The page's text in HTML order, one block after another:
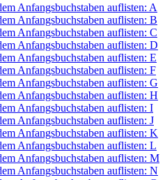
Anfangsbuchstaben auflisten: A
Anfangsbuchstaben auflisten: B
Anfangsbuchstaben auflisten: C
Anfangsbuchstaben auflisten: D
Anfangsbuchstaben auflisten: E
Anfangsbuchstaben auflisten: F
Anfangsbuchstaben auflisten: G
Anfangsbuchstaben auflisten: H
Anfangsbuchstaben auflisten: I
Anfangsbuchstaben auflisten: J
Anfangsbuchstaben auflisten: K
Anfangsbuchstaben auflisten: L
Anfangsbuchstaben auflisten: M
Anfangsbuchstaben auflisten: N